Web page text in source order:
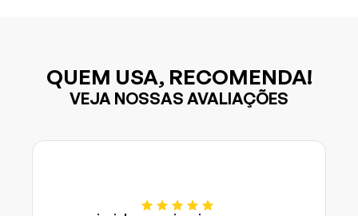
QUEM USA, RECOMENDA!
VEJA NOSSAS AVALIAÇÕES